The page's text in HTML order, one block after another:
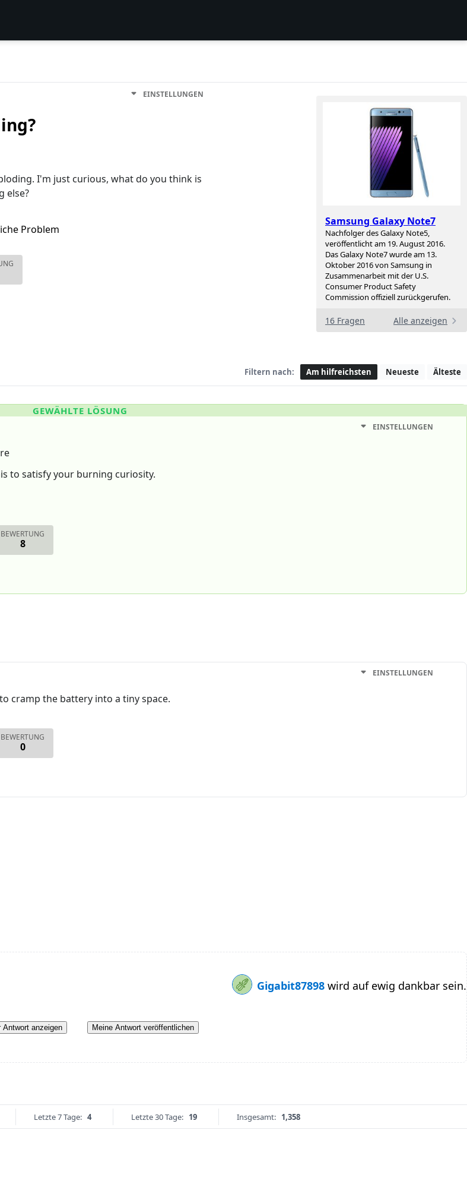
Samsung Galaxy Note7
Nachfolger des Galaxy Note5,
veröffentlicht am 19. August 2016.
Das Galaxy Note7 wurde am 13.
Oktober 2016 von Samsung in
Zusammenarbeit mit der U.S.
Consumer Product Safety
Commission offiziell zurückgerufen.
16 Fragen Alle anzeigen
EINSTELLUNGEN
I'm just curious, what do you think is
else?
Problem
Filtern nach: Am hilfreichsten Neueste Älteste
GEWÄHLTE LÖSUNG
EINSTELLUNGEN
to satisfy your burning curiosity.
BEWERTUNG
8
EINSTELLUNGEN
cramp the battery into a tiny space.
BEWERTUNG
0
Gigabit87898 wird auf ewig dankbar sein.
Antwort anzeigen Meine Antwort veröffentlichen
Letzte 7 Tage: 4 Letzte 30 Tage: 19 Insgesamt: 1,358